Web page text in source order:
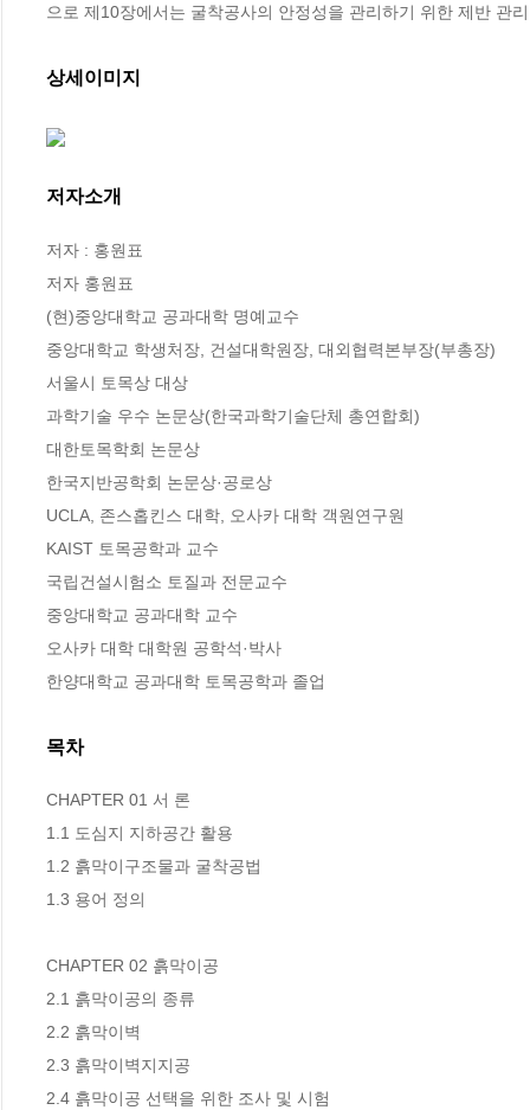
으로 제10장에서는 굴착공사의 안정성을 관리하기 위한 제반 관
상세이미지
저자소개
저자 : 홍원표
저자 홍원표
(현)중앙대학교 공과대학 명예교수
중앙대학교 학생처장, 건설대학원장, 대외협력본부장(부총장)
서울시 토목상 대상
과학기술 우수 논문상(한국과학기술단체 총연합회)
대한토목학회 논문상
한국지반공학회 논문상·공로상
UCLA, 존스홉킨스 대학, 오사카 대학 객원연구원
KAIST 토목공학과 교수
국립건설시험소 토질과 전문교수
중앙대학교 공과대학 교수
오사카 대학 대학원 공학석·박사
한양대학교 공과대학 토목공학과 졸업
목차
CHAPTER 01 서 론
1.1 도심지 지하공간 활용
1.2 흙막이구조물과 굴착공법
1.3 용어 정의
CHAPTER 02 흙막이공
2.1 흙막이공의 종류
2.2 흙막이벽
2.3 흙막이벽지지공
2.4 흙막이공 선택을 위한 조사 및 시험